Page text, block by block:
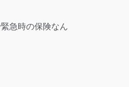
急時の保険なん